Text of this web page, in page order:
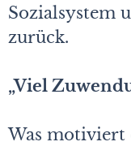
Sozialsystem
zurück.
„Viel
Was motiviert